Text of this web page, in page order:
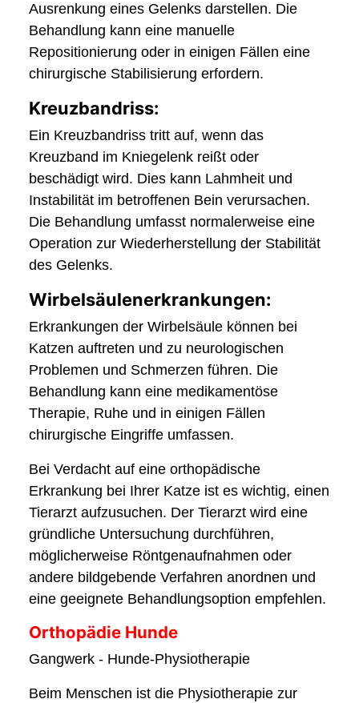
Ausrenkung eines Gelenks darstellen. Die
Behandlung kann eine manuelle
Repositionierung oder in einigen Fällen eine
chirurgische Stabilisierung erfordern.
Kreuzbandriss:
Ein Kreuzbandriss tritt auf, wenn das
Kreuzband im Kniegelenk reißt oder
beschädigt wird. Dies kann Lahmheit und
Instabilität im betroffenen Bein verursachen.
Die Behandlung umfasst normalerweise eine
Operation zur Wiederherstellung der Stabilität
des Gelenks.
Wirbelsäulenerkrankungen:
Erkrankungen der Wirbelsäule können bei
Katzen auftreten und zu neurologischen
Problemen und Schmerzen führen. Die
Behandlung kann eine medikamentöse
Therapie, Ruhe und in einigen Fällen
chirurgische Eingriffe umfassen.
Bei Verdacht auf eine orthopädische
Erkrankung bei Ihrer Katze ist es wichtig, einen
Tierarzt aufzusuchen. Der Tierarzt wird eine
gründliche Untersuchung durchführen,
möglicherweise Röntgenaufnahmen oder
andere bildgebende Verfahren anordnen und
eine geeignete Behandlungsoption empfehlen.
Orthopädie Hunde
Gangwerk - Hunde-Physiotherapie
Beim Menschen ist die Physiotherapie zur